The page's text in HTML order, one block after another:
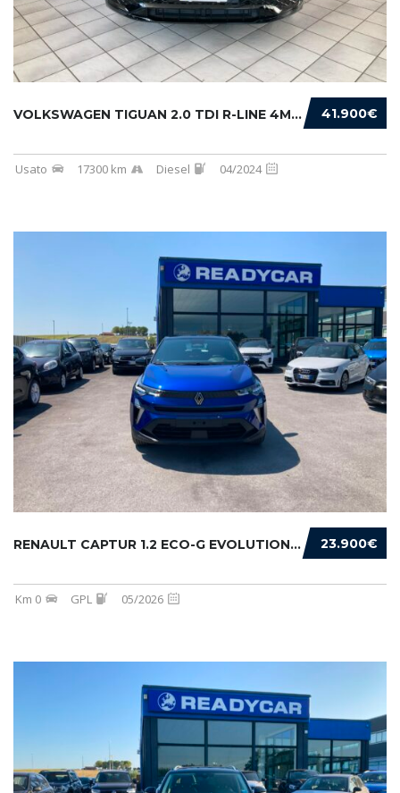
41.900€
VOLKSWAGEN TIGUAN 2.0 TDI R-LINE 4MOTION 193...
Usato 17300 km Diesel 04/2024
23.900€
RENAULT CAPTUR 1.2 ECO-G EVOLUTION 120CV
Km 0 GPL 05/2026